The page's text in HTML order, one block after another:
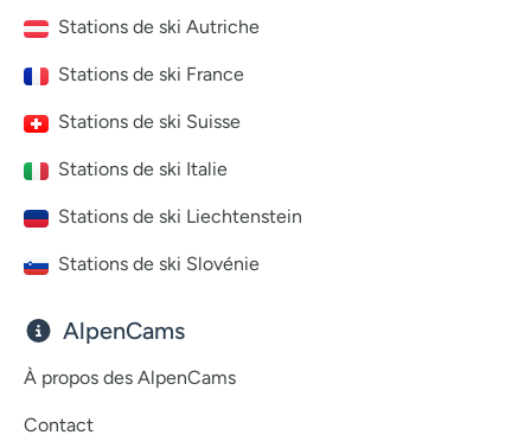
Stations de ski Autriche
Stations de ski France
Stations de ski Suisse
Stations de ski Italie
Stations de ski Liechtenstein
Stations de ski Slovénie
AlpenCams
À propos des AlpenCams
Contact